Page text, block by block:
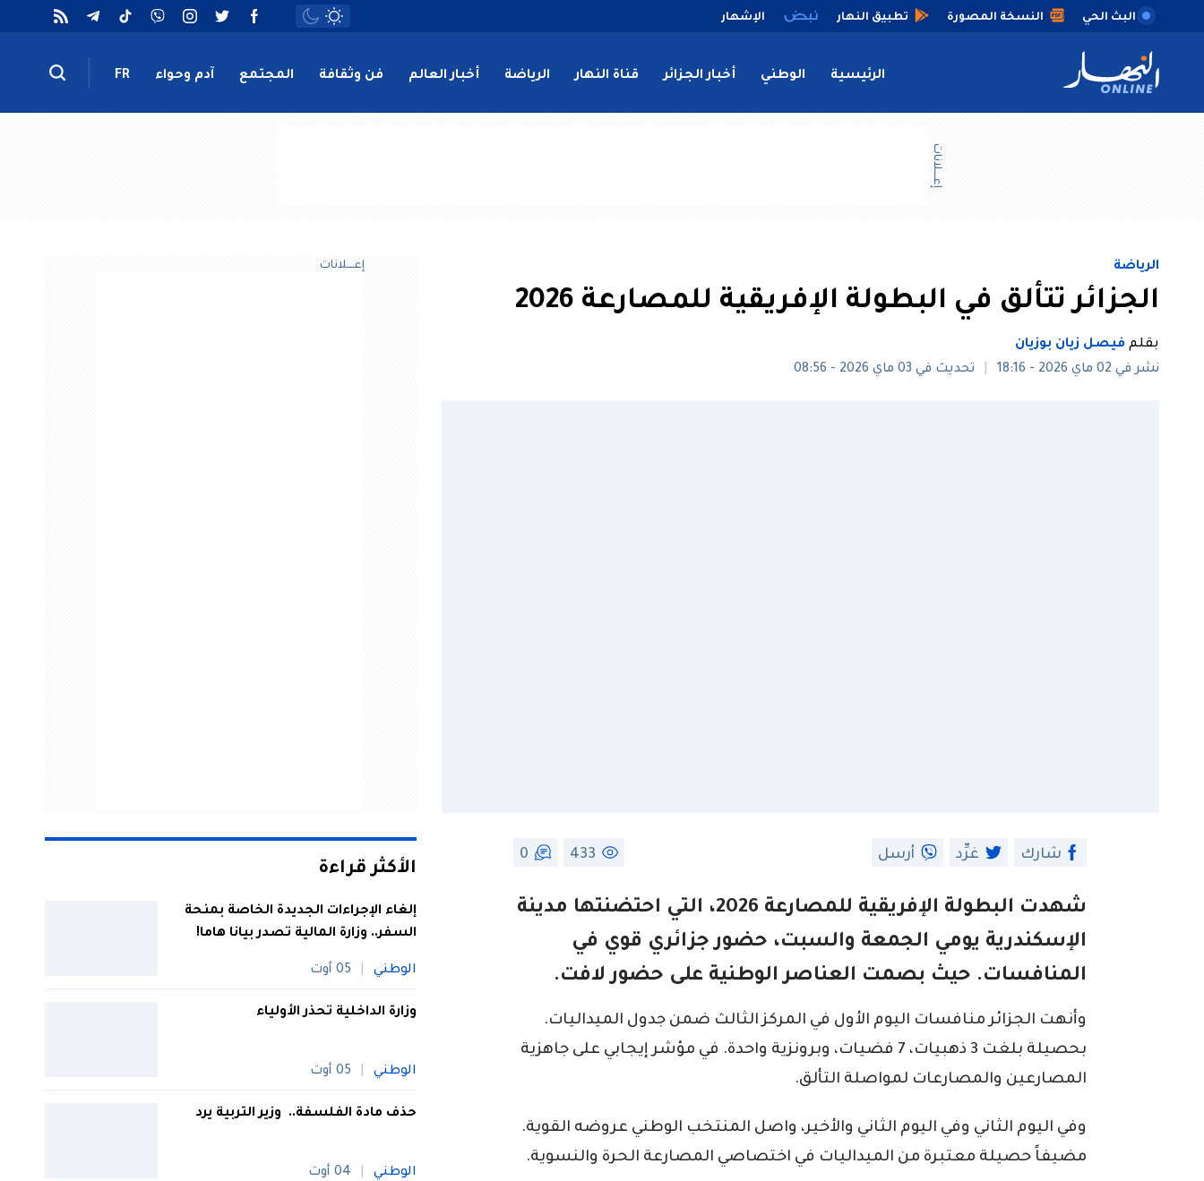
البث الحي النسخة المصورة تطبيق النهار الإشهار
الرئيسية الوطني أخبار الجزائر قناة النهار الرياضة أخبار العالم فن وثقافة المجتمع آدم وحواء FR
إعــــلانات
الرياضة
الجزائر تتألق في البطولة الإفريقية للمصارعة 2026
بقلم فيصل زيان بوزيان
نشر في 02 ماي 2026 - 18:16
تحديث في 03 ماي 2026 - 08:56
شارك غرِّد أرسل 433
0
شهدت البطولة الإفريقية للمصارعة 2026، التي احتضنتها مدينة
الإسكندرية يومي الجمعة والسبت، حضور جزائري قوي في
المنافسات. حيث بصمت العناصر الوطنية على حضور لافت.
وأنهت الجزائر منافسات اليوم الأول في المركز الثالث ضمن جدول الميداليات.
بحصيلة بلغت 3 ذهبيات، 7 فضيات، وبرونزية واحدة. في مؤشر إيجابي على جاهزية
المصارعين والمصارعات لمواصلة التألق.
وفي اليوم الثاني وفي اليوم الثاني والأخير، واصل المنتخب الوطني عروضه القوية.
مضيفاً حصيلة معتبرة من الميداليات في اختصاصي المصارعة الحرة والنسوية.
إعــــلانات
الأكثر قراءة
إلغاء الإجراءات الجديدة الخاصة بمنحة
السفر.. وزارة المالية تصدر بيانا هاما!
الوطني 05 أوت
وزارة الداخلية تحذر الأولياء
الوطني 05 أوت
حذف مادة الفلسفة.. وزير التربية يرد
الوطني 04 أوت